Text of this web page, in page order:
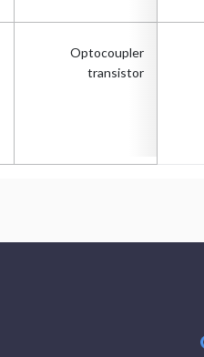
Optocoupler
transistor